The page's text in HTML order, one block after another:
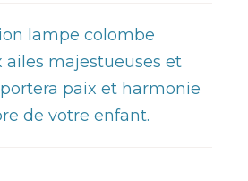
lampe colombe
ailes majestueuses et
paix et harmonie
de votre enfant.